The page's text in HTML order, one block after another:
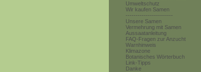
Umweltschutz
Wir kaufen Samen
------------------------
Unsere Samen
Vermehrung mit Samen
Aussaatanleitung
FAQ-Fragen zur Anzucht
Warnhinweis
Klimazone
Botanisches Wörterbuch
Link-Tipps
Danke